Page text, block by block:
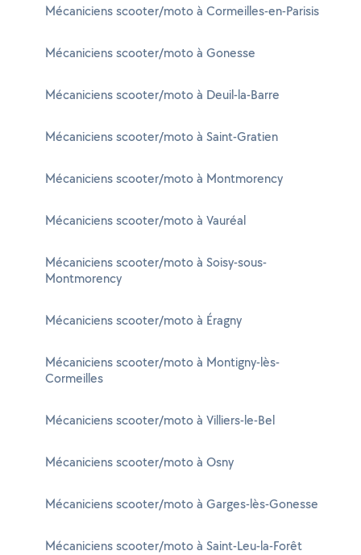
Mécaniciens scooter/moto à Cormeilles-en-Parisis
Mécaniciens scooter/moto à Gonesse
Mécaniciens scooter/moto à Deuil-la-Barre
Mécaniciens scooter/moto à Saint-Gratien
Mécaniciens scooter/moto à Montmorency
Mécaniciens scooter/moto à Vauréal
Mécaniciens scooter/moto à Soisy-sous-
Montmorency
Mécaniciens scooter/moto à Éragny
Mécaniciens scooter/moto à Montigny-lès-
Cormeilles
Mécaniciens scooter/moto à Villiers-le-Bel
Mécaniciens scooter/moto à Osny
Mécaniciens scooter/moto à Garges-lès-Gonesse
Mécaniciens scooter/moto à Saint-Leu-la-Forêt